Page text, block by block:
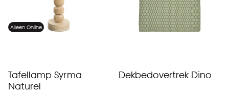
Alleen Online
Tafellamp Syrma
Naturel
Dekbedovertrek Dino